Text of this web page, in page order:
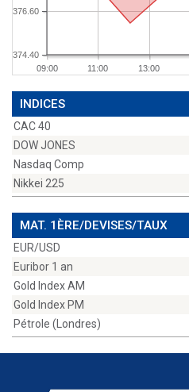
09:00 11:00 13:00
374.40
376.60
INDICES
CAC 40
DOW JONES
Nasdaq Comp
Nikkei 225
MAT. 1ÈRE/DEVISES/TAUX
EUR/USD
Euribor 1 an
Gold Index AM
Gold Index PM
Pétrole (Londres)